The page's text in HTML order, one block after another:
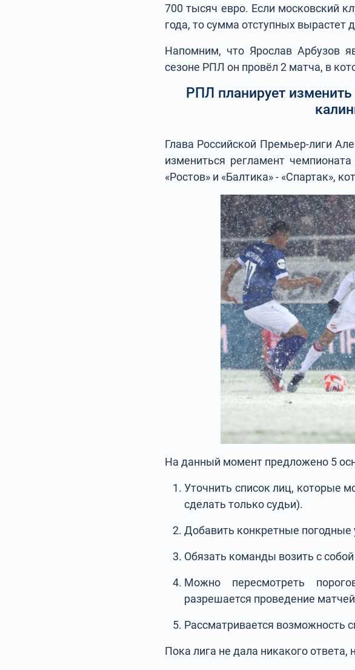
700 тысяч евро. Если московский
года, то сумма отступных вырастет
Напомним, что Ярослав Арбузов
сезоне РПЛ он провёл 2 матча, в
РПЛ планирует
Глава Российской Премьер-лиги
измениться регламент
«Ростов» и «Балтика» - «Спартак»,
На данный момент предложено 5
Уточнить список лиц, которые
сделать только судьи).
Добавить конкретные погодные
Обязать команды возить с
Можно пересмотреть
разрешается проведение
Рассматривается возможность
Пока лига не дала никакого